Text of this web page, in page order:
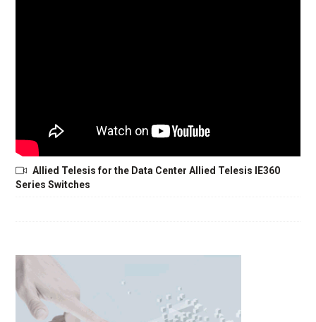
Allied Telesis for the Data Center Allied Telesis IE360
Series Switches